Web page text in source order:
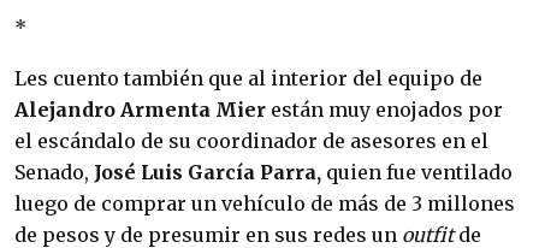
*
Les cuento también que al interior del equipo de
Alejandro Armenta Mier están muy enojados por
el escándalo de su coordinador de asesores en el
Senado, José Luis García Parra, quien fue ventilado
luego de comprar un vehículo de más de 3 millones
de pesos y de presumir en sus redes un outfitde